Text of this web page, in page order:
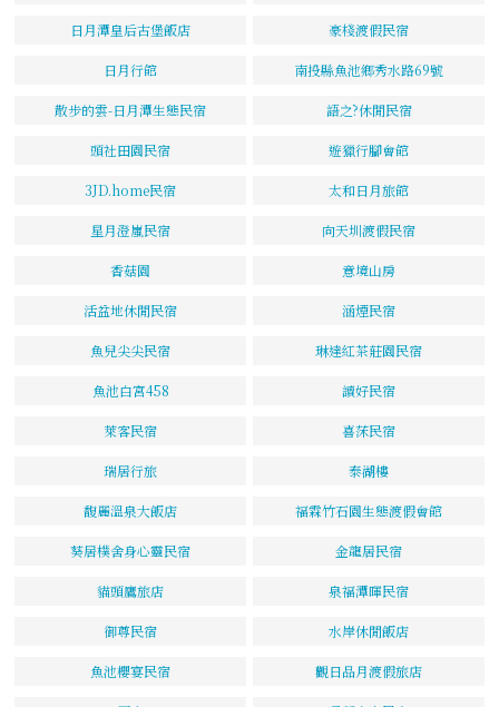
日月潭皇后古堡飯店 豪棧渡假民宿
日月行館 南投縣魚池鄉秀水路69號
散步的雲-日月潭生態民宿 語之?休閒民宿
頭社田園民宿 遊獵行腳會館
3JD.home民宿 太和日月旅館
星月澄嵐民宿 向天圳渡假民宿
香菇園 意境山房
活盆地休閒民宿 涵煙民宿
魚兒尖尖民宿 琳達紅茶莊園民宿
魚池白宮458 讀好民宿
萊客民宿 喜莯民宿
瑞居行旅 泰湖樓
馥麗溫泉大飯店 福霖竹石園生態渡假會館
葵居樸舍身心靈民宿 金龍居民宿
貓頭鷹旅店 泉福潭暉民宿
御尊民宿 水岸休閒飯店
魚池櫻宴民宿 觀日品月渡假旅店